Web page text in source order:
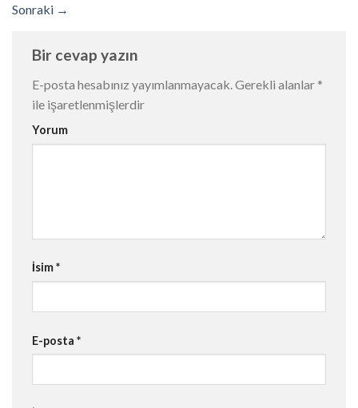
Sonraki →
Bir cevap yazın
E-posta hesabınız yayımlanmayacak.Gerekli alanlar *
ile işaretlenmişlerdir
Yorum
İsim*
E-posta *